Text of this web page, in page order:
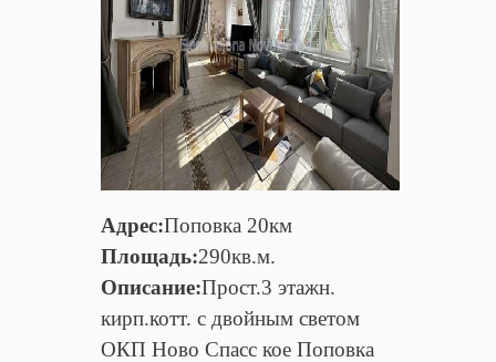
Адрес:Поповка 20км
Площадь:290кв.м.
Описание:Прост.3 этажн.
кирп.котт. с двойным светом
ОКП Ново Спасс кое Поповка